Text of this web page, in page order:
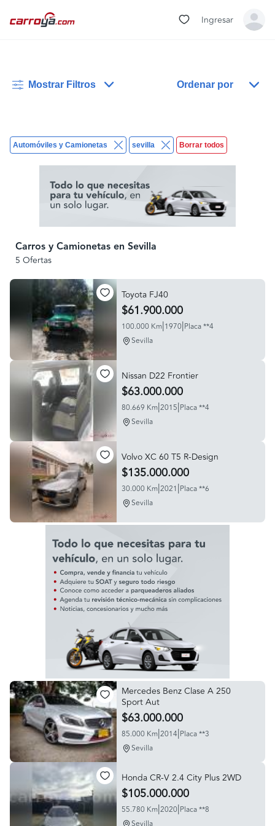
Ingresar
Mostrar Filtros Ordenar por
Automóviles y Camionetas sevilla Borrar todos
Carros y Camionetas en Sevilla
5 Ofertas
Toyota FJ40
$61.900.000
100.000 Km|1970|Placa **4
Sevilla
Nissan D22 Frontier
$63.000.000
80.669 Km|2015|Placa **4
Sevilla
Volvo XC 60 T5 R-Design
$135.000.000
30.000 Km|2021|Placa **6
Sevilla
Mercedes Benz Clase A 250
Sport Aut
$63.000.000
85.000 Km|2014|Placa **3
Sevilla
Honda CR-V 2.4 City Plus 2WD
$105.000.000
55.780 Km|2020|Placa **8